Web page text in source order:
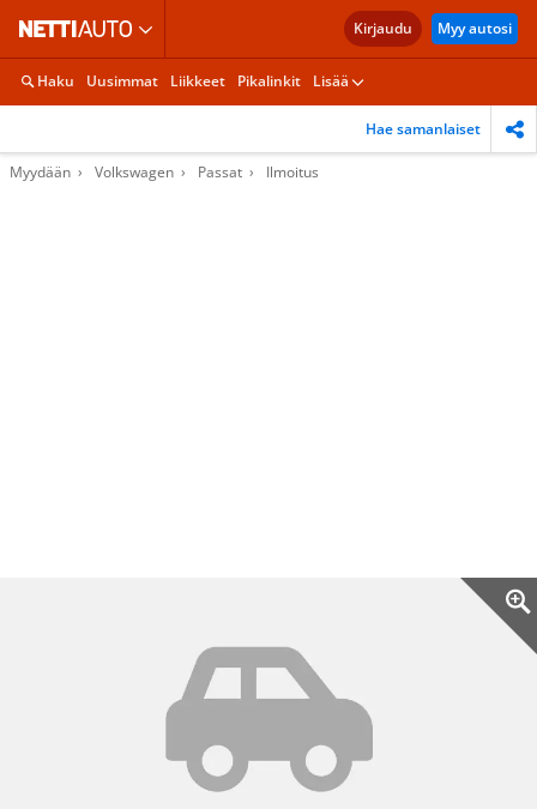
Kirjaudu Myy autosi
Haku Uusimmat Liikkeet Pikalinkit Lisää
Hae samanlaiset
Myydään Volkswagen Passat Ilmoitus